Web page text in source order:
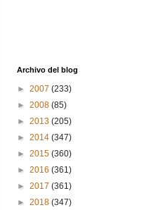
Archivo del blog
► 2007 (233)
► 2008 (85)
► 2013 (205)
► 2014 (347)
► 2015 (360)
► 2016 (361)
► 2017 (361)
► 2018 (347)